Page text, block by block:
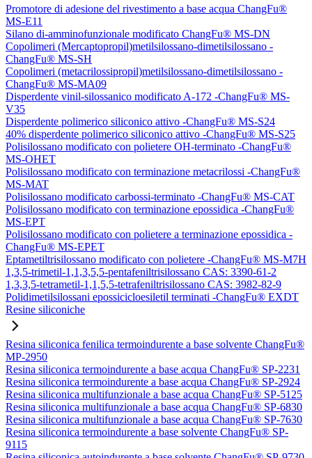
Promotore di adesione del rivestimento a base acqua ChangFu®
MS-E11
Silano di-amminofunzionale modificato ChangFu® MS-DN
Copolimeri (Mercaptopropil)metilsilossano-dimetilsilossano -
ChangFu® MS-SH
Copolimeri (metacrilossipropil)metilsilossano-dimetilsilossano -
ChangFu® MS-MA09
Disperdente vinil-silossanico modificato A-172 -ChangFu® MS-
V35
Disperdente polimerico siliconico attivo -ChangFu® MS-S24
40% disperdente polimerico siliconico attivo -ChangFu® MS-S25
Polisilossano modificato con polietere OH-terminato -ChangFu®
MS-OHET
Polisilossano modificato con terminazione metacrilossi -ChangFu®
MS-MAT
Polisilossano modificato carbossi-terminato -ChangFu® MS-CAT
Polisilossano modificato con terminazione epossidica -ChangFu®
MS-EPT
Polisilossano modificato con polietere a terminazione epossidica -
ChangFu® MS-EPET
Eptametiltrisilossano modificato con polietere -ChangFu® MS-M7H
1,3,5-trimetil-1,1,3,5,5-pentafeniltrisilossano CAS: 3390-61-2
1,3,3,5-tetrametil-1,1,5,5-tetrafeniltrisilossano CAS: 3982-82-9
Polidimetilsilossani epossicicloesiletil terminati -ChangFu® EXDT
Resine siliconiche
Resina siliconica fenilica termoindurente a base solvente ChangFu®
MP-2950
Resina siliconica termoindurente a base acqua ChangFu® SP-2231
Resina siliconica termoindurente a base acqua ChangFu® SP-2924
Resina siliconica multifunzionale a base acqua ChangFu® SP-5125
Resina siliconica multifunzionale a base acqua ChangFu® SP-6830
Resina siliconica multifunzionale a base acqua ChangFu® SP-7630
Resina siliconica termoindurente a base solvente ChangFu® SP-
9115